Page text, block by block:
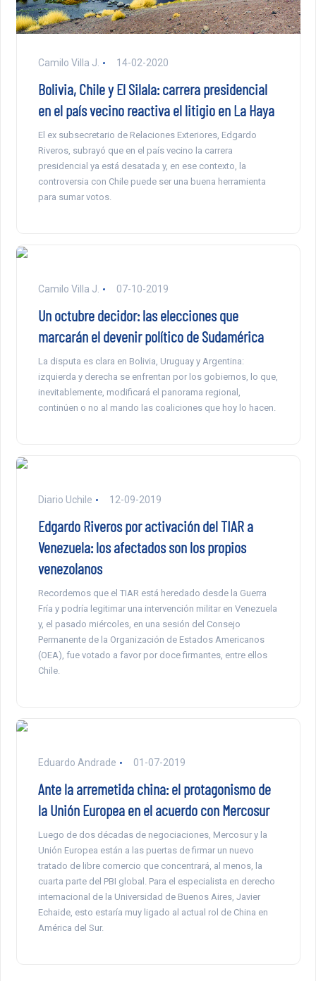
Camilo Villa J. 14-02-2020
Bolivia, Chile y El Silala: carrera presidencial
en el país vecino reactiva el litigio en La Haya
El ex subsecretario de Relaciones Exteriores, Edgardo
Riveros, subrayó que en el país vecino la carrera
presidencial ya está desatada y, en ese contexto, la
controversia con Chile puede ser una buena herramienta
para sumar votos.
Camilo Villa J. 07-10-2019
Un octubre decidor: las elecciones que
marcarán el devenir político de Sudamérica
La disputa es clara en Bolivia, Uruguay y Argentina:
izquierda y derecha se enfrentan por los gobiernos, lo que,
inevitablemente, modificará el panorama regional,
continúen o no al mando las coaliciones que hoy lo hacen.
Diario Uchile 12-09-2019
Edgardo Riveros por activación del TIAR a
Venezuela: los afectados son los propios
venezolanos
Recordemos que el TIAR está heredado desde la Guerra
Fría y podría legitimar una intervención militar en Venezuela
y, el pasado miércoles, en una sesión del Consejo
Permanente de la Organización de Estados Americanos
(OEA), fue votado a favor por doce firmantes, entre ellos
Chile.
Eduardo Andrade 01-07-2019
Ante la arremetida china: el protagonismo de
la Unión Europea en el acuerdo con Mercosur
Luego de dos décadas de negociaciones, Mercosur y la
Unión Europea están a las puertas de firmar un nuevo
tratado de libre comercio que concentrará, al menos, la
cuarta parte del PBI global. Para el especialista en derecho
internacional de la Universidad de Buenos Aires, Javier
Echaide, esto estaría muy ligado al actual rol de China en
América del Sur.